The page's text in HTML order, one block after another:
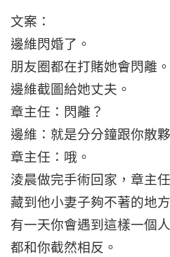
文案：
邊維閃婚了。
朋友圈都在打賭她會閃離。
邊維截圖給她丈夫。
章主任：閃離？
邊維：就是分分鐘跟你散夥
章主任：哦。
淩晨做完手術回家，章主
藏到他小妻子夠不著的地方
有一天你會遇到這樣一個
都和你截然相反。